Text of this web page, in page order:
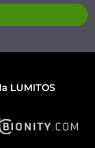
LUMITOS